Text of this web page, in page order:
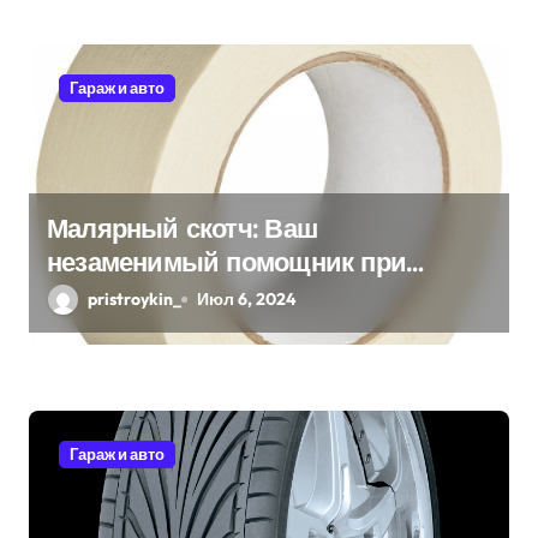
Гараж и авто
Малярный скотч: Ваш
незаменимый помощник при
ремонтных работах
pristroykin_ Июл 6, 2024
Гараж и авто